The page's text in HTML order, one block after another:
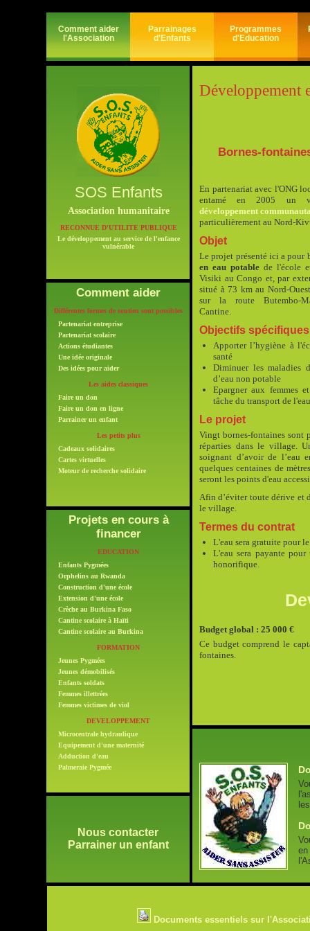
Comment aider
l'Association
Parrainages
d'Enfants
Programmes
d'Education
SOS Enfants
Association humanitaire
RECONNUE D'UTILITE PUBLIQUE
Le développement au service de l'enfance
vulnérable
Développement
Bornes-
En partenariat avec l'ONG
entamé en 2005 un
développement
particulièrement au Nord-
Objet
Le projet présenté ici a pour
en eau potable de l'école
Visiki au Congo et, par
situé à 73 km au Nord-
sur la route Butembo-
Cantine.
Objectifs spécifiques
Apporter l’hygiène à
santé
Diminuer les maladies
d’eau non potable
Epargner aux femmes
tâche du transport de l'eau
Le projet
Vingt bornes-fontaines sont
réparties dans le village.
soignant d’avoir de l’eau
quelques centaines de
seront les points d'eau
Afin d’éviter toute dérive et
le village.
Termes du contrat
L'eau sera gratuite pour
L'eau sera payante
honorifique.
Budget global : 25 000 €
Ce budget comprend le
fontaines.
Comment aider
Différentes formes de soutien sont possibles
Partenariat entreprise
Partenariat scolaire
Actions étudiantes
Une idée originale
Des idées pour aider
Les aides classiques
Faire un don
Faire un don en ligne
Parrainer un enfant
Les petits plus
Cadeaux solidaires
Cartes virtuelles
Moteur de recherche solidaire
Projets en cours à
financer
EDUCATION
Enfants Pygmées
Orphelins au Rwanda
Construction d'une école
Extension d'une école
Crèche au Burkina Faso
Cantine scolaire à Haïti
Cantine scolaire au Burkina
FORMATION
Jeunes Pygmées
Jeunes démobilisés
Enfants soldats
Femmes illettrées
Femmes victimes de viol
DEVELOPPEMENT
Microcentrale hydraulique
Equipement d'une maternité
Adduction d'eau
Palmeraie Pygmée
Nous contacter
Parrainer un enfant
Documents essentiels sur